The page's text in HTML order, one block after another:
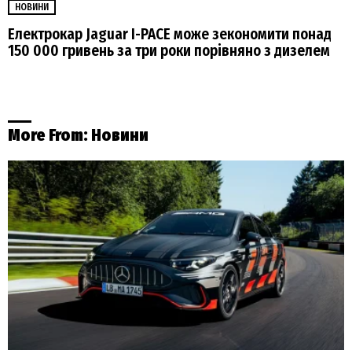
НОВИНИ
Електрокар Jaguar I-PACE може зекономити понад
150 000 гривень за три роки порівняно з дизелем
More From: Новини